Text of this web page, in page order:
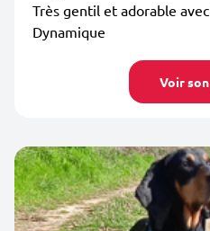
Très gentil et adorable
Dynamique
Voir